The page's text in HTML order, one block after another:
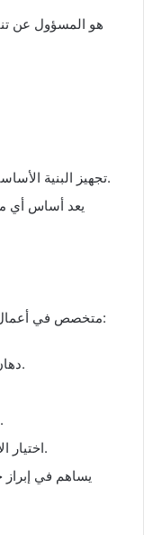
هو المسؤول عن
تجهيز البنية الأساسية للمشروع وفق المخططات الهندسية.
يعد أساس أي
متخصص في أعمال الطلاء والتشطيبات النهائية، وتشمل خدماته:
دهان الجدران والأسقف الداخلية والخارجية.
معالجة التشققات والرطوبة قبل الطلاء.
اختيار الألوان المناسبة حسب التصميم الداخلي.
يساهم في إبراز